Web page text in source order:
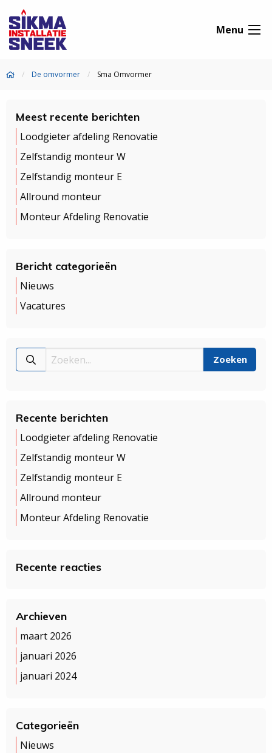
Menu
De omvormer Sma Omvormer
Meest recente berichten
Loodgieter afdeling Renovatie
Zelfstandig monteur W
Zelfstandig monteur E
Allround monteur
Monteur Afdeling Renovatie
Bericht categorieën
Nieuws
Vacatures
Recente berichten
Loodgieter afdeling Renovatie
Zelfstandig monteur W
Zelfstandig monteur E
Allround monteur
Monteur Afdeling Renovatie
Recente reacties
Archieven
maart 2026
januari 2026
januari 2024
Categorieën
Nieuws